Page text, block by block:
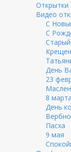
Открытки
Видео
С
С
День
23
8 марта
День
Пасха
9 мая